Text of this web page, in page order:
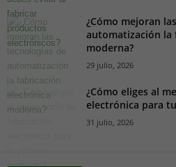
¿Cómo mejoran
automatización la
moderna?
29 julio, 2026
¿Cómo eliges al
electrónica para
31 julio, 2026